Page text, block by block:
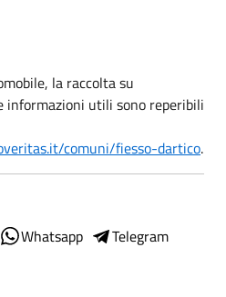
la raccolta su
informazioni utili sono reperibili
comuni/fiesso-dartico.
Whatsapp
Telegram